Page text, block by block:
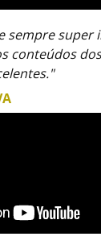
sempre
conteúdos